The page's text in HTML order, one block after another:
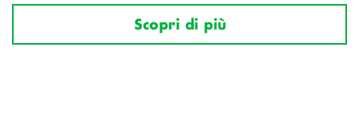
Scopri di più